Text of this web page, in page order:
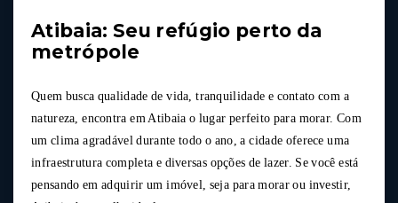
Atibaia: Seu refúgio perto da
metrópole
Quem busca qualidade de vida, tranquilidade e contato com a
natureza, encontra em Atibaia o lugar perfeito para morar. Com
um clima agradável durante todo o ano, a cidade oferece uma
infraestrutura completa e diversas opções de lazer. Se você está
pensando em adquirir um imóvel, seja para morar ou investir,